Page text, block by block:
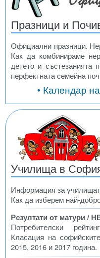
Празници и
Официални празници.
Как да комбинираме
детето и състезанията
перфектната семейна
• Календар
Училища в
Информация за
Как да изберем най-
Резултати от матури /
Потребителски
Класация на
2015, 2016 и 2017 година.